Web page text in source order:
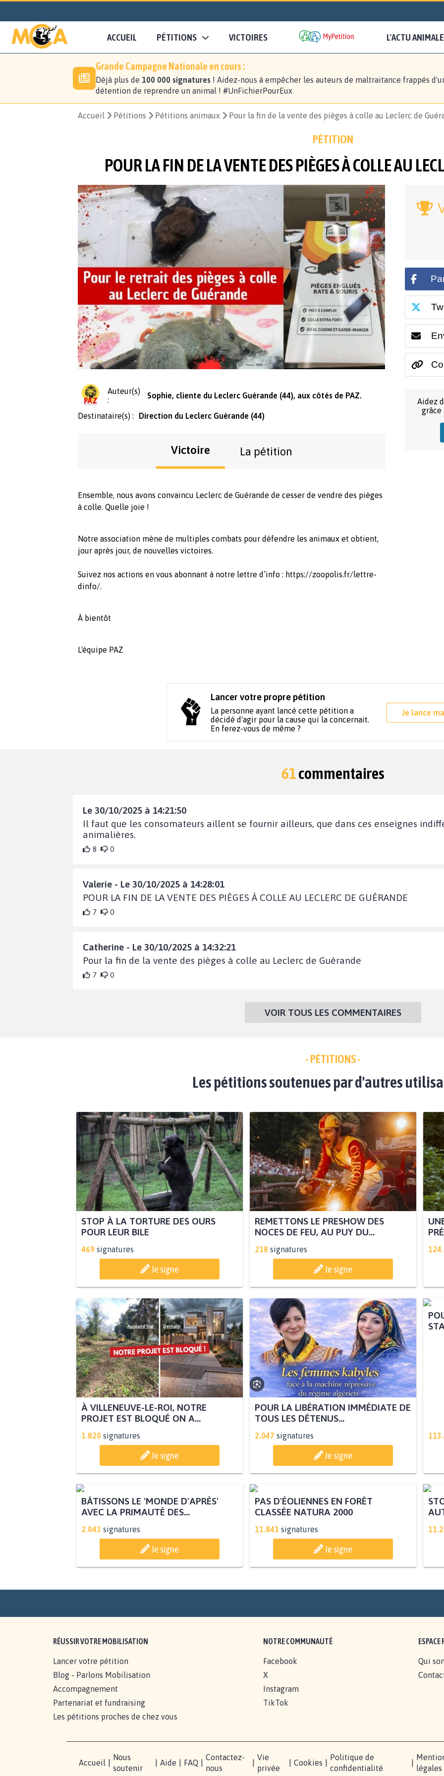
ACCUEIL PÉTITIONS VICTOIRES L'ACTU ANIMALE
Grande Campagne Nationale en cours :
Déjà plus de 100 000 signatures ! Aidez-nous à empêcher les auteurs de maltraitance frappés
détention de reprendre un animal ! #UnFichierPourEux
Accueil Pétitions Pétitions animaux Pour la fin de la vente des pièges à colle au Leclerc de
PÉTITION
POUR LA FIN DE LA VENTE DES PIÈGES À COLLE AU
Auteur(s)
:
Sophie, cliente du Leclerc Guérande (44), aux côtés de PAZ.
Destinataire(s) : Direction du Leclerc Guérande (44)
Victoire La pétition
Ensemble, nous avons convaincu Leclerc de Guérande de cesser de vendre des pièges
à colle. Quelle joie !
Notre association mène de multiples combats pour défendre les animaux et obtient,
jour après jour, de nouvelles victoires.
Suivez nos actions en vous abonnant à notre lettre d’info : https://zoopolis.fr/lettre-
dinfo/.
À bientôt
L'équipe PAZ
Aidez
grâce
Lancer votre propre pétition
La personne ayant lancé cette pétition a
décidé d'agir pour la cause qui la concernait.
En ferez-vous de même ?
Je lance
61commentaires
Le 30/10/2025 à 14:21:50
Il faut que les consomateurs aillent se fournir ailleurs, que dans ces enseignes
animalières.
8 0
Valerie - Le 30/10/2025 à 14:28:01
POUR LA FIN DE LA VENTE DES PIÈGES À COLLE AU LECLERC DE GUÉRANDE
7 0
Catherine - Le 30/10/2025 à 14:32:21
Pour la fin de la vente des pièges à colle au Leclerc de Guérande
7 0
VOIR TOUS LES COMMENTAIRES
- PÉTITIONS -
Les pétitions soutenues par d'autres
STOP À LA TORTURE DES OURS
POUR LEUR BILE
469 signatures
Je signe
REMETTONS LE PRESHOW DES
NOCES DE FEU, AU PUY DU...
218 signatures
Je signe
À VILLENEUVE-LE-ROI, NOTRE
PROJET EST BLOQUÉ ON A...
1.820 signatures
Je signe
POUR LA LIBÉRATION IMMÉDIATE DE
TOUS LES DÉTENUS...
2.047 signatures
Je signe
BÂTISSONS LE 'MONDE D'APRÈS'
PAS D'ÉOLIENNES EN FORÊT
Je signe
Lancer votre pétition
Blog - Parlons Mobilisation
Facebook
X
Qui